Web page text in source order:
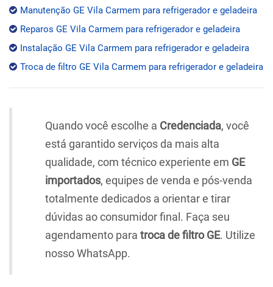
Manutenção GE Vila Carmem para refrigerador e geladeira
Reparos GE Vila Carmem para refrigerador e geladeira
Instalação GE Vila Carmem para refrigerador e geladeira
Troca de filtro GE Vila Carmem para refrigerador e geladeira
Quando você escolhe a Credenciada, você
está garantido serviços da mais alta
qualidade, com técnico experiente em GE
importados, equipes de venda e pós-venda
totalmente dedicados a orientar e tirar
dúvidas ao consumidor final. Faça seu
agendamento para troca de filtro GE. Utilize
nosso WhatsApp.